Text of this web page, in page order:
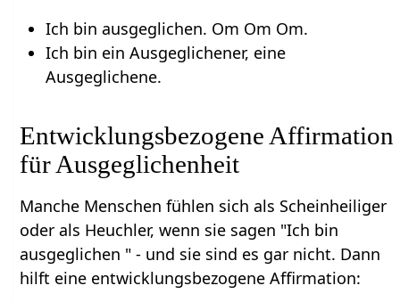
Ich bin ausgeglichen. Om Om Om.
Ich bin ein Ausgeglichener, eine
Ausgeglichene.
Entwicklungsbezogene Affirmation
für Ausgeglichenheit
Manche Menschen fühlen sich als Scheinheiliger
oder als Heuchler, wenn sie sagen "Ich bin
ausgeglichen " - und sie sind es gar nicht. Dann
hilft eine entwicklungsbezogene Affirmation: